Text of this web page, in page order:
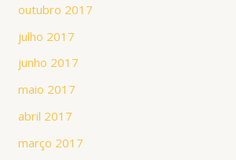
outubro 2017
julho 2017
junho 2017
maio 2017
abril 2017
março 2017